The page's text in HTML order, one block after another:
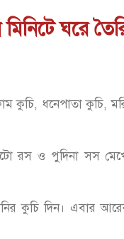
মিনিটে ঘরে
কুচি, ধনেপাতা কুচি,
রস ও পুদিনা সস
কুচি দিন। এবার